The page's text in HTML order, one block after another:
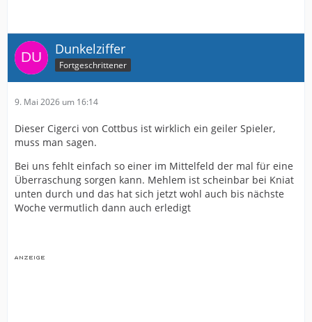
Dunkelziffer
Fortgeschrittener
9. Mai 2026 um 16:14
Dieser Cigerci von Cottbus ist wirklich ein geiler Spieler,
muss man sagen.
Bei uns fehlt einfach so einer im Mittelfeld der mal für eine
Überraschung sorgen kann. Mehlem ist scheinbar bei Kniat
unten durch und das hat sich jetzt wohl auch bis nächste
Woche vermutlich dann auch erledigt